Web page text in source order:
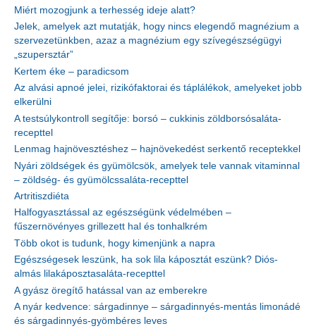
Miért mozogjunk a terhesség ideje alatt?
Jelek, amelyek azt mutatják, hogy nincs elegendő magnézium a
szervezetünkben, azaz a magnézium egy szívegészségügyi
„szupersztár”
Kertem éke – paradicsom
Az alvási apnoé jelei, rizikófaktorai és táplálékok, amelyeket jobb
elkerülni
A testsúlykontroll segítője: borsó – cukkinis zöldborsósaláta-
recepttel
Lenmag hajnövesztéshez – hajnövekedést serkentő receptekkel
Nyári zöldségek és gyümölcsök, amelyek tele vannak vitaminnal
– zöldség- és gyümölcssaláta-recepttel
Artritiszdiéta
Halfogyasztással az egészségünk védelmében –
fűszernövényes grillezett hal és tonhalkrém
Több okot is tudunk, hogy kimenjünk a napra
Egészségesek leszünk, ha sok lila káposztát eszünk? Diós-
almás lilakáposztasaláta-recepttel
A gyász öregítő hatással van az emberekre
A nyár kedvence: sárgadinnye – sárgadinnyés-mentás limonádé
és sárgadinnyés-gyömbéres leves